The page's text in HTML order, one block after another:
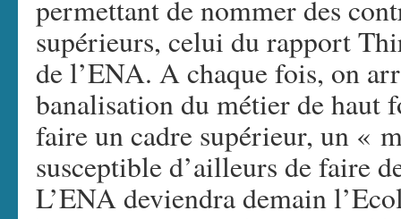
permettant de nommer des
supérieurs, celui du rapport
de l’ENA. A chaque fois, on
banalisation du métier de haut
faire un cadre supérieur, un «
susceptible d’ailleurs de faire
L’ENA deviendra demain